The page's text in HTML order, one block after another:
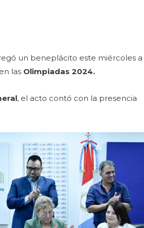
un beneplácito este miércoles a
las Olimpiadas 2024.
, el acto contó con la presencia